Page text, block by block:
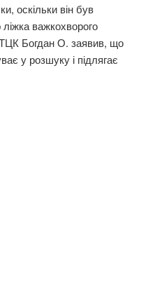
оскільки він був
важкохворого
Богдан О. заявив, що
у розшуку і підлягає